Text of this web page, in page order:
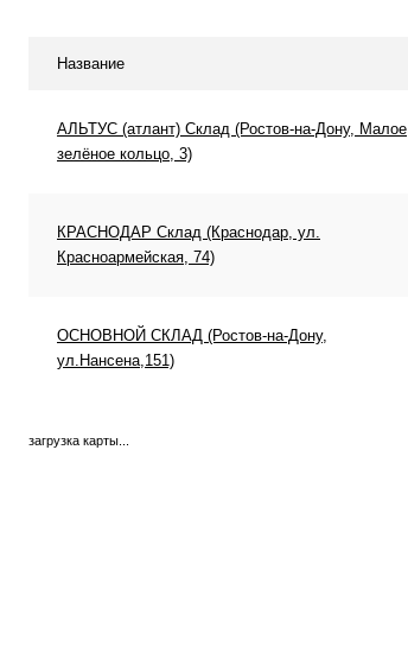
В избранное
Название
АЛЬТУС (атлант) Склад (Ростов-на-Дону, Малое
зелёное кольцо, 3)
КРАСНОДАР Склад (Краснодар, ул.
Красноармейская, 74)
ОСНОВНОЙ СКЛАД (Ростов-на-Дону,
ул.Нансена,151)
загрузка карты...